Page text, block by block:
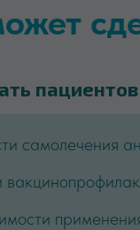
пациентов
самолечения